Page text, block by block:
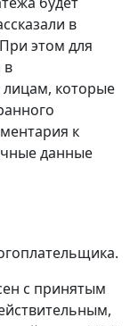
в
этом для
в
которые
к
данные
с принятым